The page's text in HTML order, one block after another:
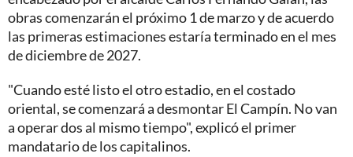
obras comenzarán el próximo 1 de marzo y de acuerdo
las primeras estimaciones estaría terminado en el mes
de diciembre de 2027.
"Cuando esté listo el otro estadio, en el costado
oriental, se comenzará a desmontar El Campín. No van
a operar dos al mismo tiempo", explicó el primer
mandatario de los capitalinos.